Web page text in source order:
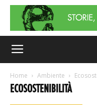
Home Ambiente
ECOSOSTENIBILITÀ